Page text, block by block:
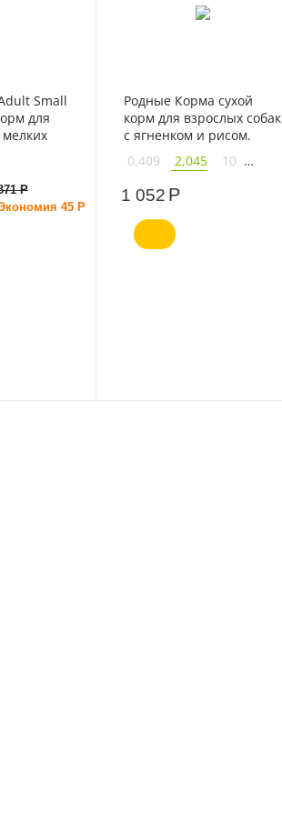
Small
для
мелких
Р
45 Р
Родные Корма сухой
корм для взрослых собак
с ягненком и рисом.
0,409
2,045
10
1 052 Р